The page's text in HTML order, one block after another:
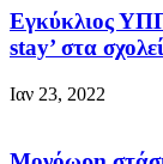
Εγκύκλιος
stay’ στα
Ιαν 23, 2022